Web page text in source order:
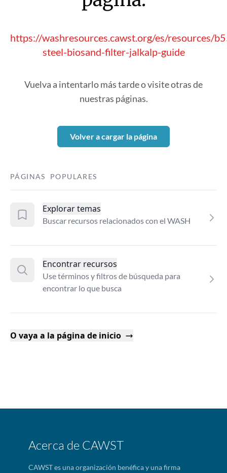
https://washresources.cawst.org/es/resources/
steel-biosand-filter-jalkalp-guide
Vuelva a intentarlo más tarde o visite otras de
nuestras páginas.
Volver a cargar la página
PÁGINAS POPULARES
Explorar temas
Buscar recursos relacionados con el WASH
Encontrar recursos
Use términos y filtros de búsqueda para
encontrar lo que busca
O vaya a la página de inicio
Acerca de CAWST
CAWST es una organización benéfica y una firma